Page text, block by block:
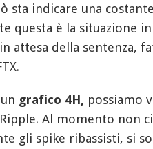
sta indicare una
questa è la situazione
attesa della sentenza,
grafico 4H, possiamo
Al momento non
gli spike ribassisti, si